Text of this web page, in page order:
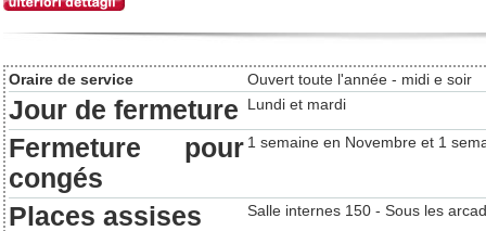
Oraire de service Ouvert toute l'année - midi e soir
Jour de fermeture Lundi et mardi
Fermeture pour
congés
1 semaine en Novembre et 1
Places assises Salle internes 150 - Sous les